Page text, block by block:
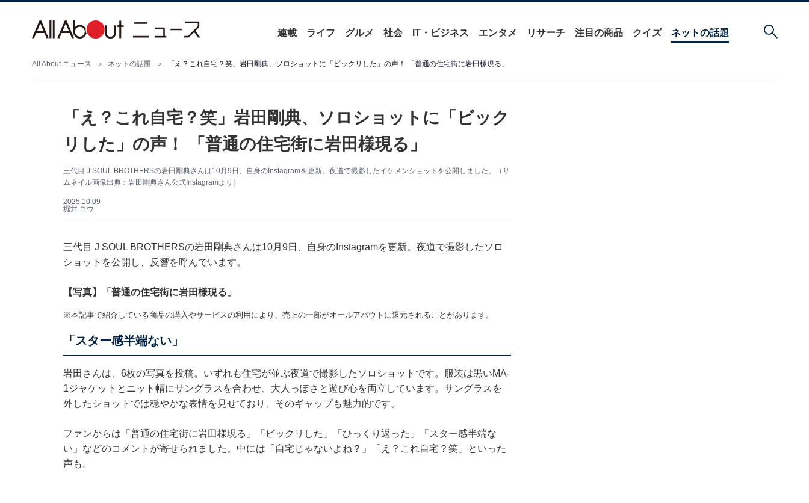
連載 ライフ グルメ 社会 IT・ビジネス エンタメ リサーチ 注目の商品 クイズ ネットの話題
All About ニュース ネットの話題 「え？これ自宅？笑」岩田剛典、ソロショットに「ビックリした」の声！ 「普通の住宅街に岩田様現る」
「え？これ自宅？笑」岩田剛典、ソロショットに「ビック
リした」の声！ 「普通の住宅街に岩田様現る」
三代目 J SOUL BROTHERSの岩田剛典さんは10月9日、自身のInstagramを更新。夜道で撮影したイケメンショットを公開しました。（サ
ムネイル画像出典：岩田剛典さん公式Instagramより）
2025.10.09
堀井 ユウ
三代目 J SOUL BROTHERSの岩田剛典さんは10月9日、自身のInstagramを更新。夜道で撮影したソロ
ショットを公開し、反響を呼んでいます。
【写真】「普通の住宅街に岩田様現る」
※本記事で紹介している商品の購入やサービスの利用により、売上の一部がオールアバウトに還元されることがあります。
「スター感半端ない」
岩田さんは、6枚の写真を投稿。いずれも住宅が並ぶ夜道で撮影したソロショットです。服装は黒いMA-
1ジャケットとニット帽にサングラスを合わせ、大人っぽさと遊び心を両立しています。サングラスを
外したショットでは穏やかな表情を見せており、そのギャップも魅力的です。
ファンからは「普通の住宅街に岩田様現る」「ビックリした」「ひっくり返った」「スター感半端な
い」などのコメントが寄せられました。中には「自宅じゃないよね？」「え？これ自宅？笑」といった
声も。